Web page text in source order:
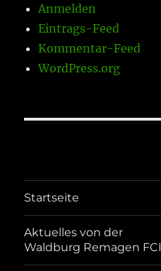
Anmelden
Eintrags-Feed
Kommentar-Feed
WordPress.org
Startseite
Aktuelles von der
Waldburg Remagen FCI